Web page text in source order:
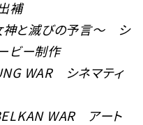
補
神と滅びの予言～ シ
ビー制作
WAR シネマティ
WAR アート